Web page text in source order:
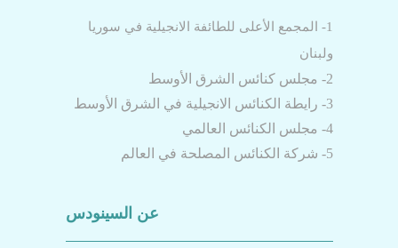
1- المجمع الأعلى للطائفة الانجيلية في سوريا
ولبنان
2- مجلس كنائس الشرق الأوسط
3- رايطة الكنائس الانجيلية في الشرق الأوسط
4- مجلس الكنائس العالمي
5- شركة الكنائس المصلحة في العالم
عن السينودس